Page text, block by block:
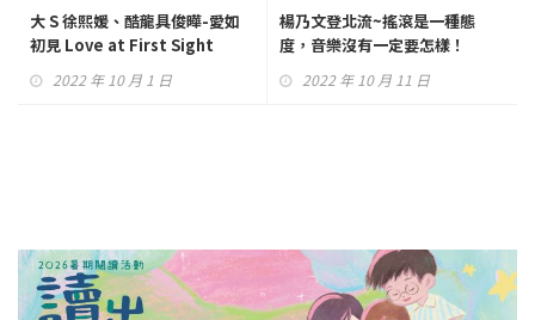
大 S 徐熙媛、酷龍具俊曄-愛如
初見 Love at First Sight
2022 年 10 月 1 日
楊乃文登北流~搖滾是一種態
度，音樂沒有一定要怎樣！
2022 年 10 月 11 日